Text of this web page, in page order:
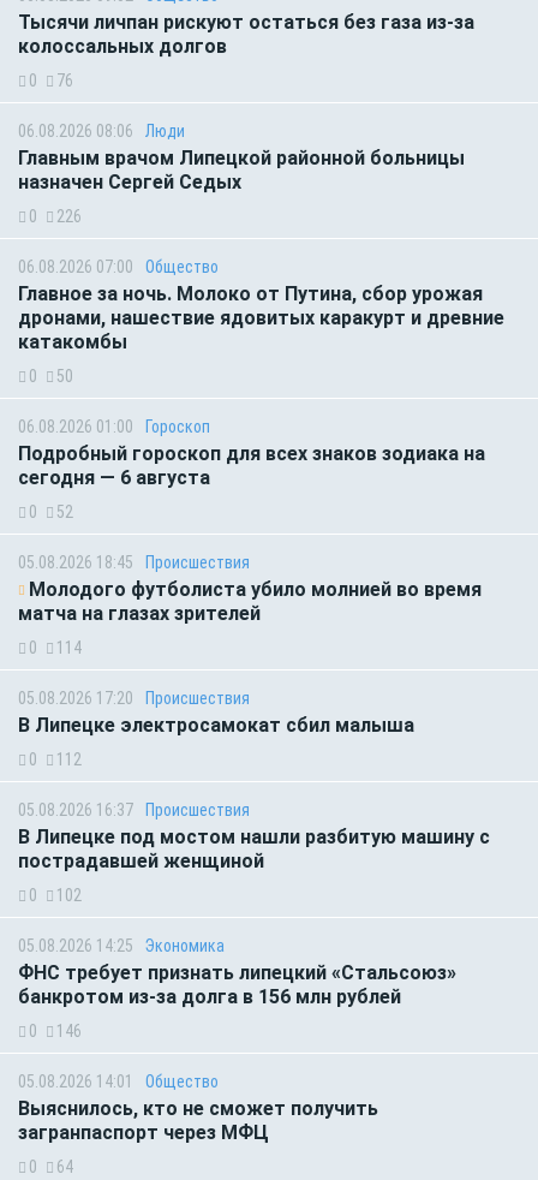
Тысячи личпан рискуют остаться без газа из-за
колоссальных долгов
0 76
06.08.2026 08:06 Люди
Главным врачом Липецкой районной больницы
назначен Сергей Седых
0 226
06.08.2026 07:00 Общество
Главное за ночь. Молоко от Путина, сбор урожая
дронами, нашествие ядовитых каракурт и древние
катакомбы
0 50
06.08.2026 01:00 Гороскоп
Подробный гороскоп для всех знаков зодиака на
сегодня — 6 августа
0 52
05.08.2026 18:45 Происшествия
Молодого футболиста убило молнией во время
матча на глазах зрителей
0 114
05.08.2026 17:20 Происшествия
В Липецке электросамокат сбил малыша
0 112
05.08.2026 16:37 Происшествия
В Липецке под мостом нашли разбитую машину с
пострадавшей женщиной
0 102
05.08.2026 14:25 Экономика
ФНС требует признать липецкий «Стальсоюз»
банкротом из-за долга в 156 млн рублей
0 146
05.08.2026 14:01 Общество
Выяснилось, кто не сможет получить
загранпаспорт через МФЦ
0 64